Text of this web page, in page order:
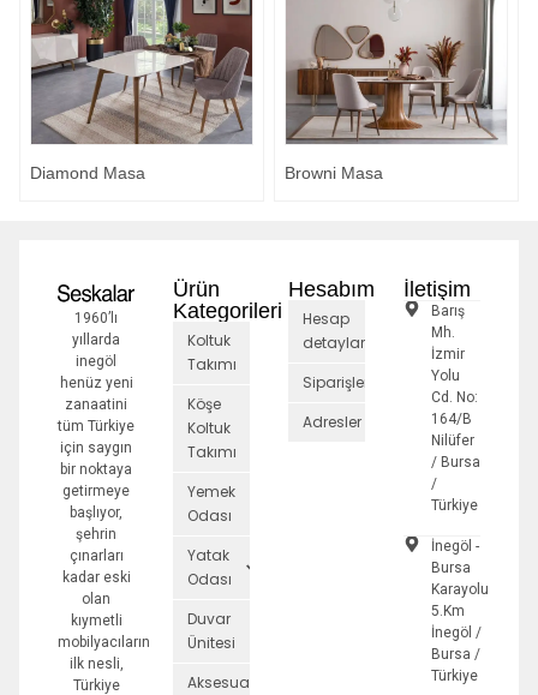
Diamond Masa Browni Masa
1960’lı
yıllarda
inegöl
henüz yeni
zanaatini
tüm Türkiye
için saygın
bir noktaya
getirmeye
başlıyor,
şehrin
çınarları
kadar eski
olan
kıymetli
mobilyacıların
ilk nesli,
Türkiye
Ürün
Kategorileri
Koltuk
Takımı
Köşe
Koltuk
Takımı
Yemek
Odası
Yatak
Odası
Duvar
Ünitesi
Aksesuarlar
Hesabım
Hesap
detayları
Siparişler
Adresler
İletişim
Barış
Mh.
İzmir
Yolu
Cd. No:
164/B
Nilüfer
/ Bursa
/
Türkiye
İnegöl -
Bursa
Karayolu
5.Km
İnegöl /
Bursa /
Türkiye